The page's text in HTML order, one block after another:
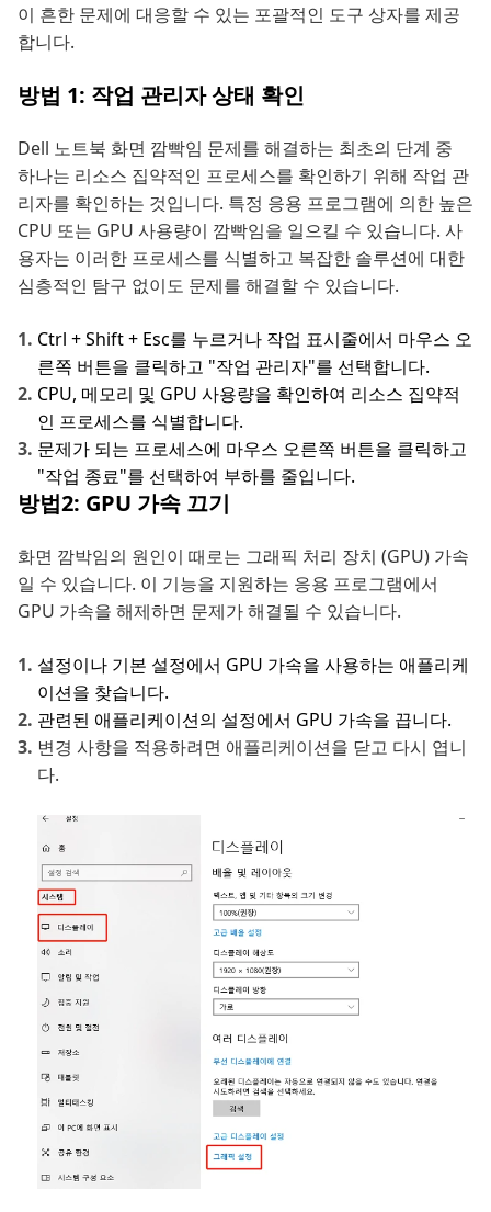
이 흔한 문제에 대응할 수 있는 포괄적인 도구 상자를 제공
합니다.
방법 1: 작업 관리자 상태 확인
Dell 노트북 화면 깜빡임 문제를 해결하는 최초의 단계 중
하나는 리소스 집약적인 프로세스를 확인하기 위해 작업 관
리자를 확인하는 것입니다. 특정 응용 프로그램에 의한 높은
CPU 또는 GPU 사용량이 깜빡임을 일으킬 수 있습니다. 사
용자는 이러한 프로세스를 식별하고 복잡한 솔루션에 대한
심층적인 탐구 없이도 문제를 해결할 수 있습니다.
Ctrl + Shift + Esc를 누르거나 작업 표시줄에서 마우스 오
른쪽 버튼을 클릭하고 "작업 관리자"를 선택합니다.
CPU, 메모리 및 GPU 사용량을 확인하여 리소스 집약적
인 프로세스를 식별합니다.
문제가 되는 프로세스에 마우스 오른쪽 버튼을 클릭하고
"작업 종료"를 선택하여 부하를 줄입니다.
방법2: GPU 가속 끄기
화면 깜박임의 원인이 때로는 그래픽 처리 장치 (GPU) 가속
일 수 있습니다. 이 기능을 지원하는 응용 프로그램에서
GPU 가속을 해제하면 문제가 해결될 수 있습니다.
설정이나 기본 설정에서 GPU 가속을 사용하는 애플리케
이션을 찾습니다.
관련된 애플리케이션의 설정에서 GPU 가속을 끕니다.
변경 사항을 적용하려면 애플리케이션을 닫고 다시 엽니
다.